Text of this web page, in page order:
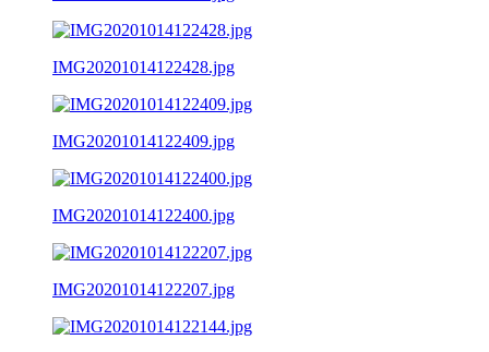
IMG20201014122428.jpg
IMG20201014122409.jpg
IMG20201014122400.jpg
IMG20201014122207.jpg